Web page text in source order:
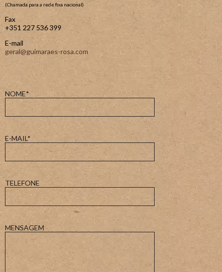
(Chamada para a rede fixa nacional)
Fax
+351 227 536 399
E-mail
geral@guimaraes-rosa.com
NOME*
E-MAIL*
TELEFONE
MENSAGEM